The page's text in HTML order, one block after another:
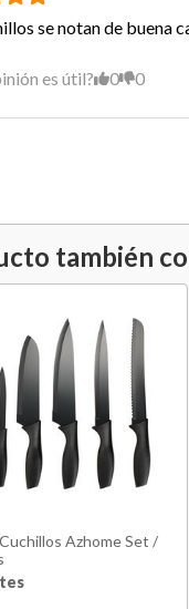
se notan de buena
es útil? 0 0
también
Azhome Set /